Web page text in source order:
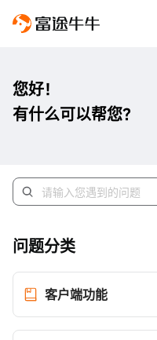
您好！
有什么可以帮您？
问题分类
客户端功能